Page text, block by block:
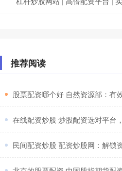
推荐阅读
股票配资哪个好 自然资源部：有
在线配资炒股 炒股配资选对平台
民间配资炒股 配资炒股网：解锁